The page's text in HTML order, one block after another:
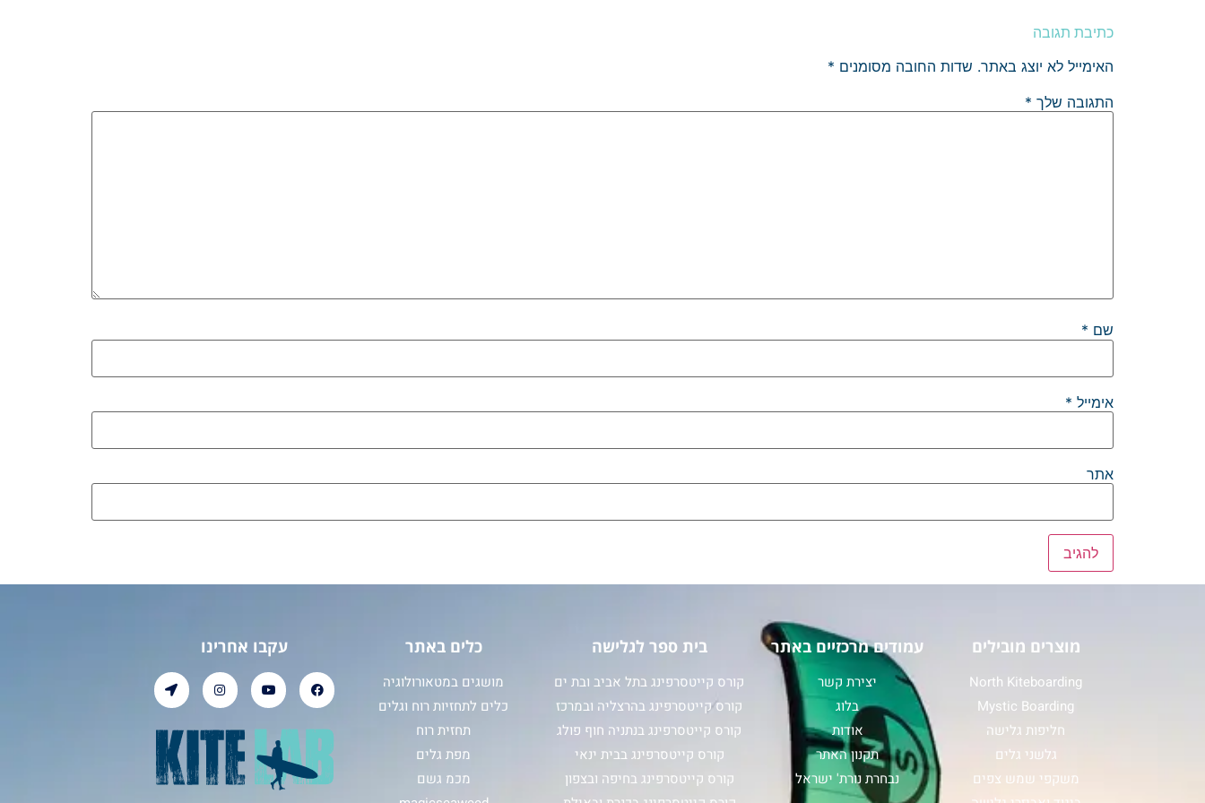
כתיבת תגובה
האימייל לא יוצג באתר. שדות החובה מסומנים *
התגובה שלך *
שם *
אימייל *
אתר
מוצרים מובילים
North Kiteboarding
Mystic Boarding
חליפות גלישה
גלשני גלים
משקפי שמש צפים
עמודים מרכזיים באתר
יצירת קשר
בלוג
אודות
תקנון האתר
נבחרת נורת' ישראל
בית ספר לגלישה
קורס קייטסרפינג בתל אביב ובת ים
קורס קייטסרפינג בהרצליה ובמרכז
קורס קייטסרפינג בנתניה חוף פולג
קורס קייטסרפינג בבית ינאי
קורס קייטסרפינג בחיפה ובצפון
כלים באתר
מושגים במטאורולוגיה
כלים לתחזיות רוח וגלים
תחזית רוח
מפת גלים
מכמ גשם
עקבו אחרינו